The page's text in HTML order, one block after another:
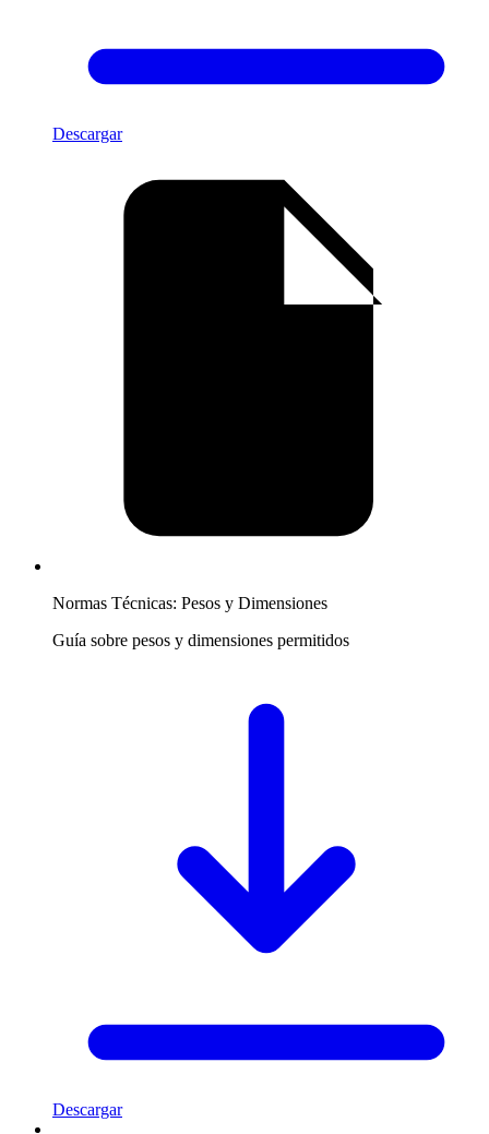
Descargar
Normas Técnicas: Pesos y Dimensiones
Guía sobre pesos y dimensiones permitidos
Descargar